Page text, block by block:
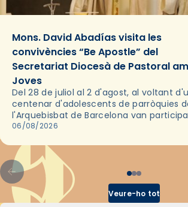
Mons. David Abadías visita les
convivències “Be Apostle” del
Secretariat Diocesà de Pastoral
Joves
Del 28 de juliol al 2 d'agost, al voltant
centenar d'adolescents de parròquies
l'Arquebisbat de Barcelona van
les convivències Be Apostle, organitzades
06/08/2026
Veure-ho tot